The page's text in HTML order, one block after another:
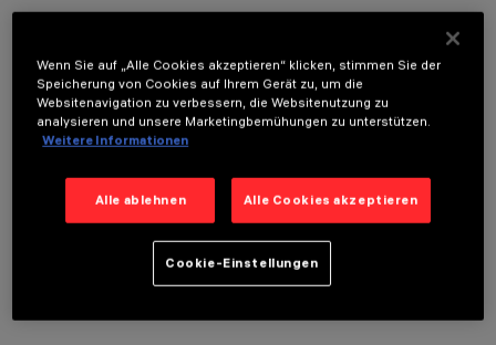
OPTIONALE KOMPONENTEN
TECHNISCHE DATEN
Wenn Sie auf „Alle Cookies akzeptieren“ klicken, stimmen Sie der
Speicherung von Cookies auf Ihrem Gerät zu, um die
Websitenavigation zu verbessern, die Websitenutzung zu
analysieren und unsere Marketingbemühungen zu unterstützen.
Weitere Informationen
Alle ablehnen Alle Cookies akzeptieren
Cookie-Einstellungen